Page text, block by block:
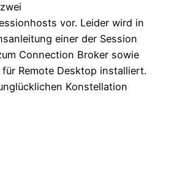
vor. Leider wird in
einer der Session
Connection Broker sowie
für Remote Desktop installiert.
Konstellation